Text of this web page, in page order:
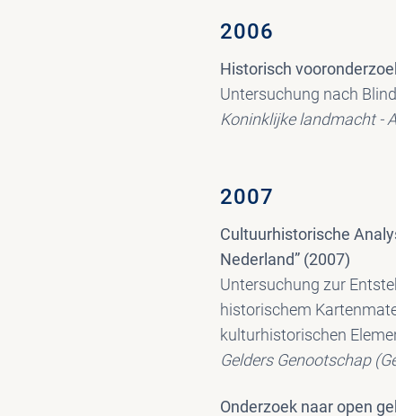
2006
Historisch
Untersuchung nach
Koninklijke landmacht -
2007
Cultuurhistorische
Nederland” (2007)
Untersuchung zur
historischem
kulturhistorischen
Gelders Genootschap
Onderzoek naar open